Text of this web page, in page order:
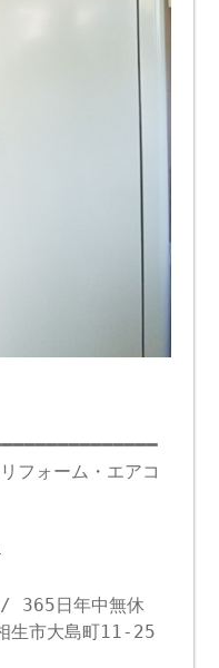
フォーム・エアコ
365日年中無休
生市大島町11-25